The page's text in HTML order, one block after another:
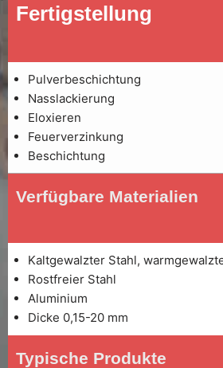
Fertigstellung
Pulverbeschichtung
Nasslackierung
Eloxieren
Feuerverzinkung
Beschichtung
Verfügbare Materialien
Kaltgewalzter Stahl,
Rostfreier Stahl
Aluminium
Dicke 0,15-20 mm
Typische Produkte